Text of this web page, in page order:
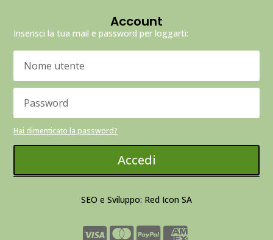
Account
Inserisci la tua mail e password per loggarti:
Hai dimenticato la password?
Accedi
SEO e Sviluppo: Red Icon SA